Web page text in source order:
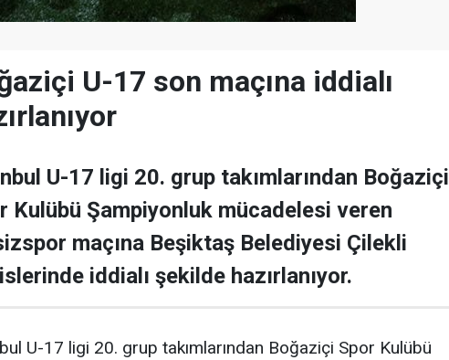
U-17 son maçına iddialı
U-17 ligi 20. grup takımlarından Boğaziçi
Kulübü Şampiyonluk mücadelesi veren
maçına Beşiktaş Belediyesi Çilekli
iddialı şekilde hazırlanıyor.
U-17 ligi 20. grup takımlarından Boğaziçi Spor Kulübü